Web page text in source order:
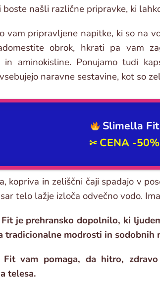
boste našli različne pripravke, ki
vam pripravljene napitke, ki so na
obrok, hkrati pa vam
in aminokisline. Ponujamo tudi
naravne sestavine, kot so
Slimella Fit
✂ CENA -50%
kopriva in zeliščni čaji spadajo v
telo lažje izloča odvečno vodo.
je prehransko dopolnilo, ki
tradicionalne modrosti in sodobnih
Fit vam pomaga, da hitro,
telesa.